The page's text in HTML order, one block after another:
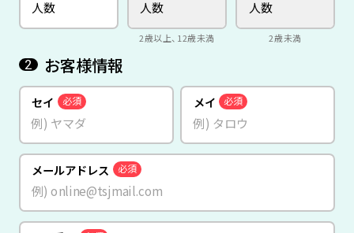
2歳以上、12歳未満 2歳未満
2 お客様情報
セイ 必須 メイ 必須
メールアドレス 必須